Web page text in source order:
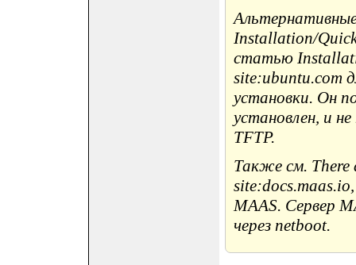
Installation/
статью
site:ubuntu.com
установки. Он
установлен, и
TFTP.
Также см. There
MAAS. Сервер
через netboot.